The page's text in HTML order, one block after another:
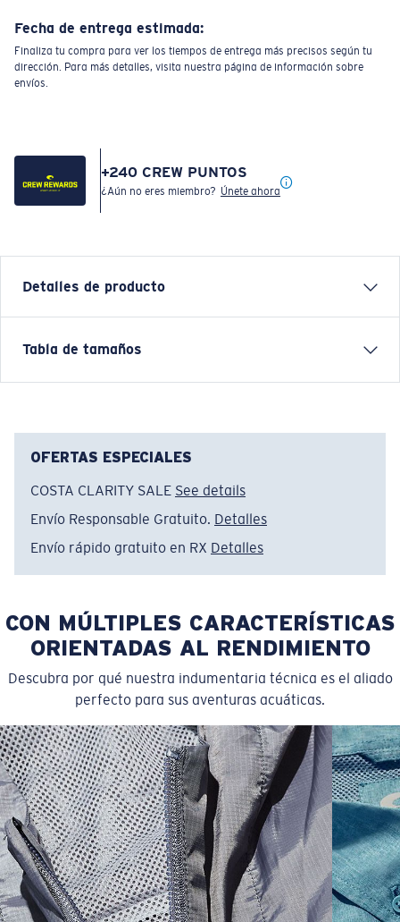
Fecha de entrega estimada:
Finaliza tu compra para ver los tiempos de entrega más precisos según tu
dirección. Para más detalles, visita nuestra página de información sobre
envíos.
+240 CREW PUNTOS
¿Aún no eres miembro? Únete ahora
Detalles de producto
Inspired by water and fueled by adventure, Costa T-
Artículo n.°:FQA401315-760
Tamaño:XXL
Tabla de tamaños
SIZES 1. CHEST 2. BODY LENGTH 3. SLEEVE LENGTH
S 19" 27” 7 ¾”
M 21" 28" 8 ¼”
L 23” 29” 8 ¾”
OFERTAS ESPECIALES
COSTA CLARITY SALE See details
Envío Responsable Gratuito. Detalles
Envío rápido gratuito en RX Detalles
CON MÚLTIPLES CARACTERÍSTICAS
ORIENTADAS AL RENDIMIENTO
Descubra por qué nuestra indumentaria técnica es el aliado
perfecto para sus aventuras acuáticas.